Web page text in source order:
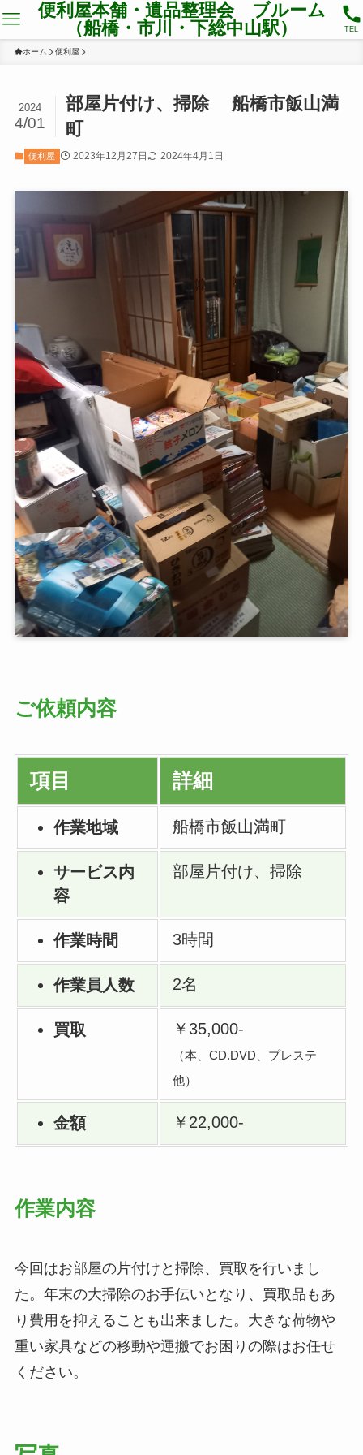
便利屋本舗・遺品整理会 ブルーム
（船橋・市川・下総中山駅）
TEL
ホーム 便利屋
部屋片付け、掃除 船橋市飯山満
町
2024
4/01
便利屋 2023年12月27日 2024年4月1日
ご依頼内容
項目 詳細
作業地域 船橋市飯山満町
サービス内
容
部屋片付け、掃除
作業時間 3時間
作業員人数 2名
買取 ￥35,000-
（本、CD.DVD、プレステ
他）
金額 ￥22,000-
作業内容
今回はお部屋の片付けと掃除、買取を行いまし
た。年末の大掃除のお手伝いとなり、買取品もあ
り費用を抑えることも出来ました。大きな荷物や
重い家具などの移動や運搬でお困りの際はお任せ
ください。